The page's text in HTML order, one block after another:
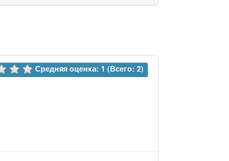
Средняя оценка: 1 (Всего: 2)